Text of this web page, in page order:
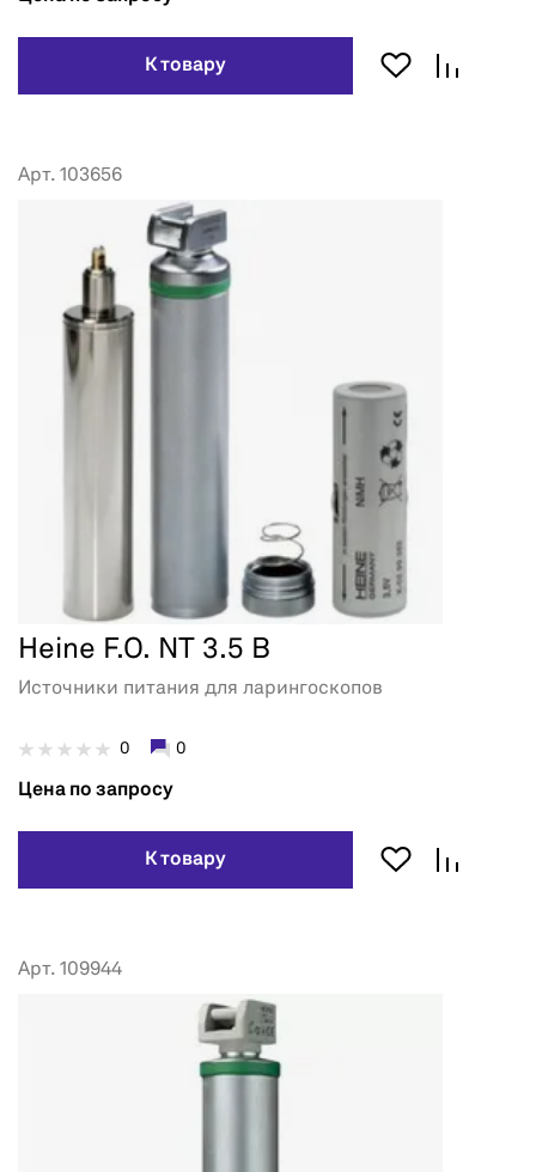
К товару
Арт. 103656
Heine F.O. NT 3.5 В
Источники питания для ларингоскопов
0 0
Цена по запросу
К товару
Арт. 109944